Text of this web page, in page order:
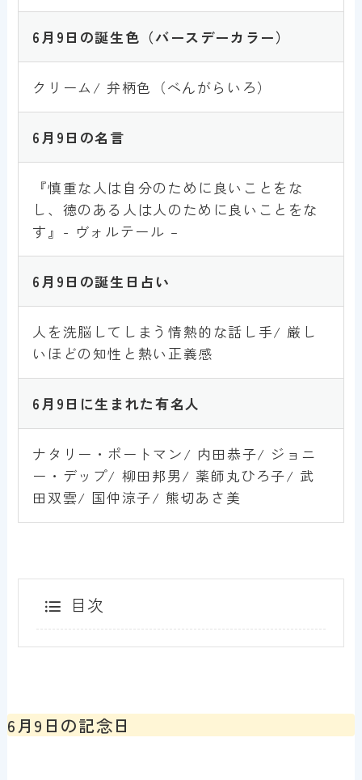
6月9日 の誕生色 （バースデーカラー）
クリーム/ 弁柄色（べんがらいろ）
6月9日 の名言
『慎重な人は自分のために良いことをな
し、徳のある人は人のために良いことをな
す』- ヴォルテール –
6月9日 の誕生日占い
人を洗脳してしまう情熱的な話し手/ 厳し
いほどの知性と熱い正義感
6月9日 に生まれた有名人
ナタリー・ポートマン/ 内田恭子/ ジョニ
ー・デップ/ 柳田邦男/ 薬師丸ひろ子/ 武
田双雲/ 国仲涼子/ 熊切あさ美
目次
6月9日の記念日